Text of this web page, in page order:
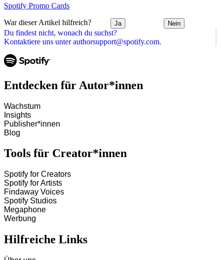
Du findest nicht, wonach du suchst?
Kontaktiere uns unter authorsupport@spotify.com.
Spotify Promo Cards
War dieser Artikel hilfreich? Ja Nein
Entdecken für Autor*innen
Wachstum
Insights
Publisher*innen
Blog
Tools für Creator*innen
Spotify for Creators
Spotify for Artists
Findaway Voices
Spotify Studios
Megaphone
Werbung
Hilfreiche Links